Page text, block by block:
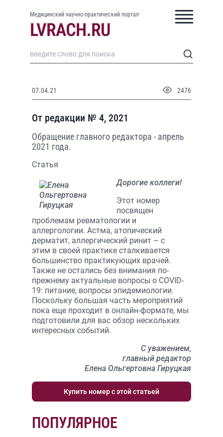
Медицинский научно-практический портал
07.04.21 2476
От редакции № 4, 2021
Обращение главного редактора - апрель
2021 года.
Статья
Дорогие коллеги!
Этот номер
посвящен
проблемам ревматологии и
аллергологии. Астма, атопический
дерматит, аллергический ринит – с
этим в своей практике сталкивается
большинство практикующих врачей.
Также не остались без внимания по-
прежнему актуальные вопросы о COVID-
19: питание, вопросы эпидемиологии.
Поскольку большая часть мероприятий
пока еще проходит в онлайн-формате, мы
подготовили для вас обзор нескольких
интересных событий.
С уважением,
главный редактор
Елена Ольгертовна Гируцкая
Купить номер с этой статьей
ПОПУЛЯРНОЕ